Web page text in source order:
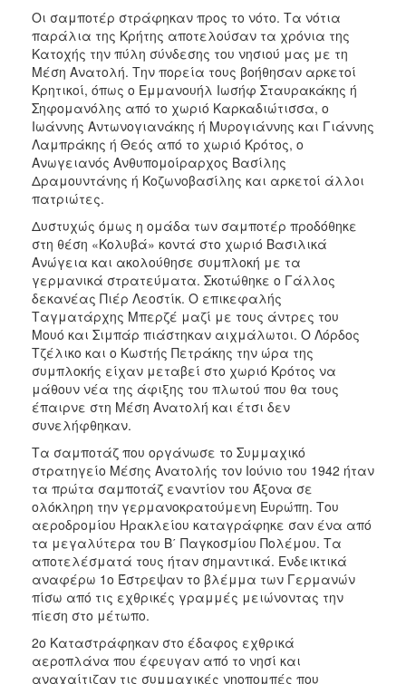
Οι σαμποτέρ στράφηκαν προς το νότο. Τα νότια
παράλια της Κρήτης αποτελούσαν τα χρόνια της
Κατοχής την πύλη σύνδεσης του νησιού μας με τη
Μέση Ανατολή. Την πορεία τους βοήθησαν αρκετοί
Κρητικοί, όπως ο Εμμανουήλ Ιωσήφ Σταυρακάκης ή
Σηφομανόλης από το χωριό Καρκαδιώτισσα, ο
Ιωάννης Αντωνογιανάκης ή Μυρογιάννης και Γιάννης
Λαμπράκης ή Θεός από το χωριό Κρότος, ο
Ανωγειανός Ανθυπομοίραρχος Βασίλης
Δραμουντάνης ή Κοζωνοβασίλης και αρκετοί άλλοι
πατριώτες.
Δυστυχώς όμως η ομάδα των σαμποτέρ προδόθηκε
στη θέση «Κολυβά» κοντά στο χωριό Βασιλικά
Ανώγεια και ακολούθησε συμπλοκή με τα
γερμανικά στρατεύματα. Σκοτώθηκε ο Γάλλος
δεκανέας Πιέρ Λεοστίκ. Ο επικεφαλής
Ταγματάρχης Μπερζέ μαζί με τους άντρες του
Μουό και Σιμπάρ πιάστηκαν αιχμάλωτοι. Ο Λόρδος
Τζέλικο και ο Κωστής Πετράκης την ώρα της
συμπλοκής είχαν μεταβεί στο χωριό Κρότος να
μάθουν νέα της άφιξης του πλωτού που θα τους
έπαιρνε στη Μέση Ανατολή και έτσι δεν
συνελήφθηκαν.
Τα σαμποτάζ που οργάνωσε το Συμμαχικό
στρατηγείο Μέσης Ανατολής τον Ιούνιο του 1942 ήταν
τα πρώτα σαμποτάζ εναντίον του Άξονα σε
ολόκληρη την γερμανοκρατούμενη Ευρώπη. Του
αεροδρομίου Ηρακλείου καταγράφηκε σαν ένα από
τα μεγαλύτερα του Β΄ Παγκοσμίου Πολέμου. Τα
αποτελέσματά τους ήταν σημαντικά. Ενδεικτικά
αναφέρω 1ο Έστρεψαν το βλέμμα των Γερμανών
πίσω από τις εχθρικές γραμμές μειώνοντας την
πίεση στο μέτωπο.
2ο Καταστράφηκαν στο έδαφος εχθρικά
αεροπλάνα που έφευγαν από το νησί και
αναχαίτιζαν τις συμμαχικές νηοπομπές που